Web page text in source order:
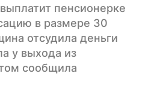
пенсионерке
в размере 30
отсудила деньги
у выхода из
сообщила